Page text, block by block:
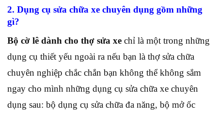
2. Dụng cụ sửa chữa xe chuyên dụng gồm những
gì?
Bộ cờ lê dành cho thợ sửa xe chỉ là một trong những
dụng cụ thiết yếu ngoài ra nếu bạn là thợ sửa chữa
chuyên nghiệp chắc chắn bạn không thể không sắm
ngay cho mình những dụng cụ sửa chữa xe chuyên
dụng sau: bộ dụng cụ sửa chữa đa năng, bộ mở ốc